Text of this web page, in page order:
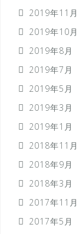
2019年11月
2019年10月
2019年8月
2019年7月
2019年5月
2019年3月
2019年1月
2018年11月
2018年9月
2018年3月
2017年11月
2017年5月